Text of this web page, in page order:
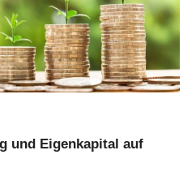
und Eigenkapital auf